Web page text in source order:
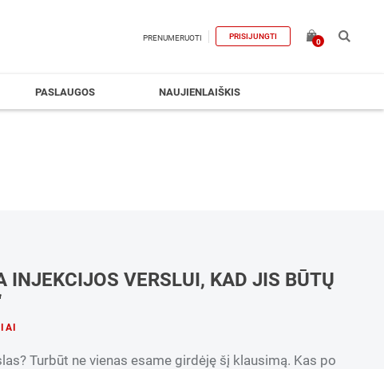
PRENUMERUOTI PRISIJUNGTI
0
PASLAUGOS NAUJIENLAIŠKIS
INJEKCIJOS VERSLUI, KAD JIS BŪTŲ
Turbūt ne vienas esame girdėję šį klausimą. Kas po